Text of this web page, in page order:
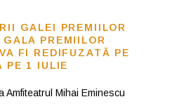
GALEI PREMIILOR
PREMIILOR
FI REDIFUZATĂ PE
PE 1 IULIE
Amfiteatrul Mihai Eminescu